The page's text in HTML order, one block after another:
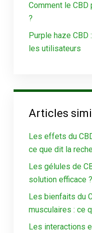
Comment le CBD
?
Purple haze CBD
les utilisateurs
Articles
Les effets du
ce que dit la
Les gélules de
solution efficace ?
Les bienfaits du
musculaires : ce
Les interactions